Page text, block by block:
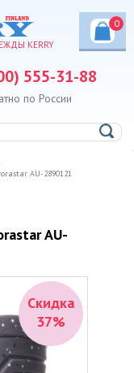
KERRY
0
555-31-88
по России
AU-2890121
AU-
Скидка
37%